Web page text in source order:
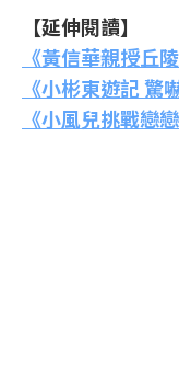
【延伸閱讀】
《黃信華親授丘
《小彬東遊記 驚
《小風兒挑戰戀